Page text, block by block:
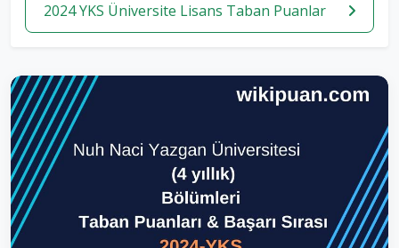
2024 YKS Üniversite Lisans Taban Puanlar